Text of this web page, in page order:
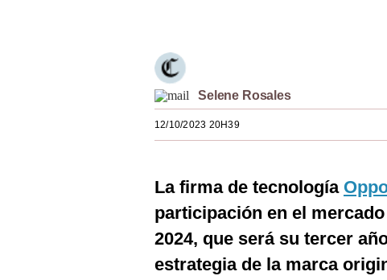
Selene Rosales
12/10/2023 20H39
La firma de tecnología
participación en el
2024, que será su tercer
estrategia de la marca